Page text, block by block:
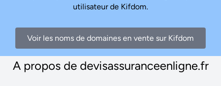
utilisateur de Kifdom.
Voir les noms de domaines en vente sur Kifdom
A propos de devisassuranceenligne.fr